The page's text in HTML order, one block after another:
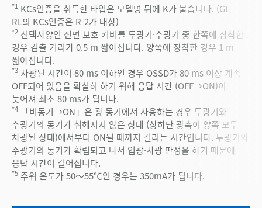
*1 KCs인증을 취득한 타입은 모델명 뒤에 K가 붙습니다. (GL-
RL의 KCs인증은 R-2가 대상)
*2 선택사양인 전면 보호 커버를 투광기·수광기 중 한쪽에 장착한
경우 검출 거리가 0.5 m 짧아집니다. 양쪽에 장착한 경우 1 m
짧아집니다.
*3 차광된 시간이 80 ms 이하인 경우 OSSD가 80 ms 이상 계속
OFF되어 있음을 확실히 하기 위해 응답 시간 (OFF→ON)이
늦어져 최소 80 ms가 됩니다.
*4
「비동기→ON」은 광 동기에서 사용하는 경우 투광기와
수광기의 동기가 취해지지 않은 상태 (상하단 광축이 양쪽 모두
차광된 상태)에서부터 ON될 때까지 걸리는 시간입니다. 투광기와
수광기의 동기가 확립되고 나서 입광·차광 판정을 하기 때문에
응답 시간이 길어집니다.
*5 주위 온도가 50～55℃인 경우는 350mA가 됩니다.